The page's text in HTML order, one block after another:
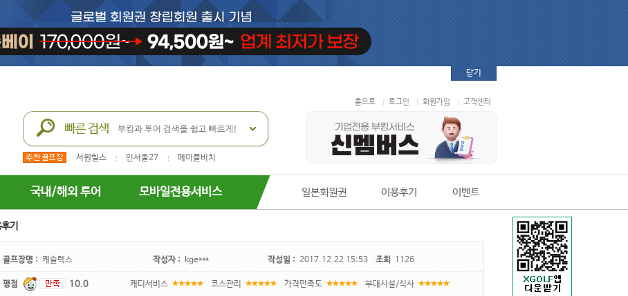
닫기
서원힐스 인서울27 메이플비치
홈으로 로그인 회원가입 고객센터
국내/해외 투어 모바일전용서비스 일본회원권 이용후기 이벤트
기
골프장명 : 캐슬렉스 작성자 : kge*** 작성일 : 2017.12.22 15:53 조회 1126
평점 10.0 캐디서비스 코스관리 가격만족도 부대시설/식사